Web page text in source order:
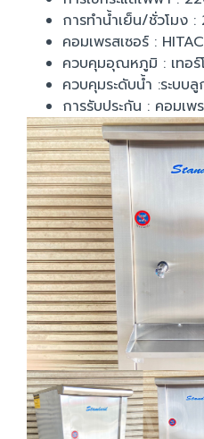
การทำน้ำเย็น/ชั่วโมง
คอมเพรสเซอร์ :
ควบคุมอุณหภูมิ : เทอร์
ควบคุมระดับน้ำ :ระบบ
การรับประกัน : คอมเพ